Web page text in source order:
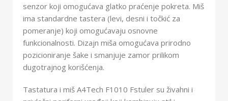
senzor koji omogućava glatko praćenje pokreta. Miš
ima standardne tastera (levi, desni i točkić za
pomeranje) koji omogućavaju osnovne
funkcionalnosti. Dizajn miša omogućava prirodno
pozicioniranje šake i smanjuje zamor prilikom
dugotrajnog korišćenja.
Tastatura i miš A4Tech F1010 Fstuler su živahni i